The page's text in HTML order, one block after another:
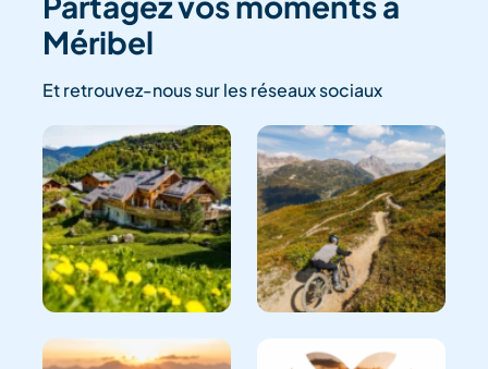
Méribel
Et retrouvez-nous sur les réseaux sociaux